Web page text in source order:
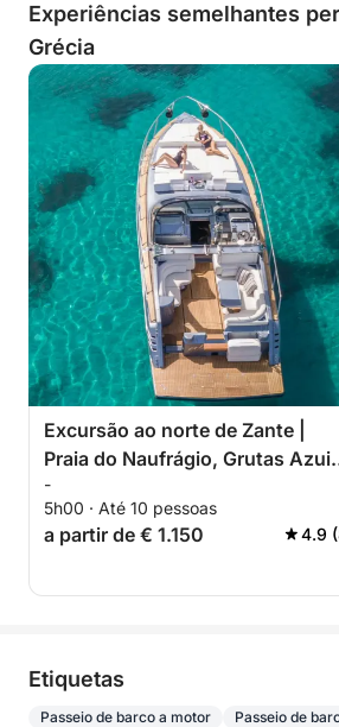
Experiências semelhantes
Grécia
Excursão ao norte de Zante |
Praia do Naufrágio, Grutas
Xygia
-
5h00 · Até 10 pessoas
a partir de € 1.150 4.9
Etiquetas
Passeio de barco a motor
Passeio de